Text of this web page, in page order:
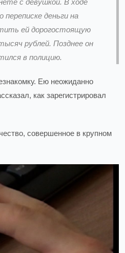
с девушкой. В ходе
переписке деньги на
ей дорогостоящую
рублей. Позднее он
в полицию.
Ею неожиданно
как зарегистрировал
совершенное в крупном